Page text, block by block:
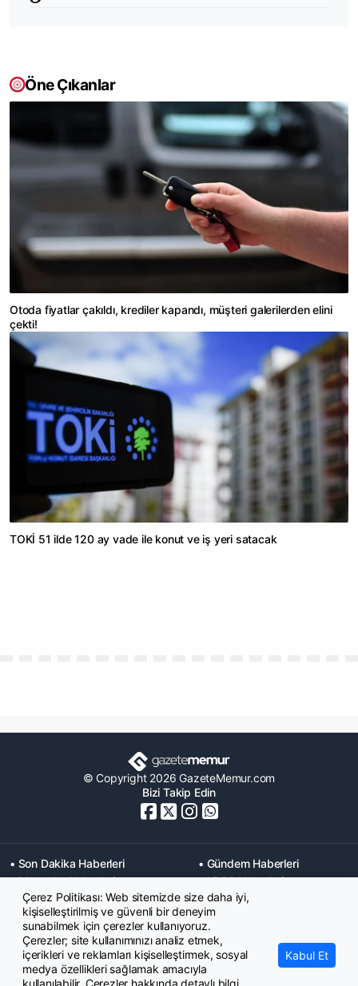
Öne Çıkanlar
Otoda fiyatlar çakıldı, krediler kapandı, müşteri galerilerden elini
çekti!
TOKİ 51 ilde 120 ay vade ile konut ve iş yeri satacak
© Copyright 2026 GazeteMemur.com
Bizi Takip Edin
• Son Dakika Haberleri
• Gündem Haberleri
• Memurlar Haberleri
• KPSS Haberleri
• Ekonomi Haberleri
• Eğitim Haberleri
• Yaşam Haberleri
• Maaş Verileri Haberleri
• Mahkeme Kararları
Haberleri
Çerez Politikası: Web sitemizde size daha iyi,
kişiselleştirilmiş ve güvenli bir deneyim
sunabilmek için çerezler kullanıyoruz.
Çerezler; site kullanımınızı analiz etmek,
içerikleri ve reklamları kişiselleştirmek, sosyal
medya özellikleri sağlamak amacıyla
kullanılabilir. Çerezler hakkında detaylı bilgi
Kabul Et